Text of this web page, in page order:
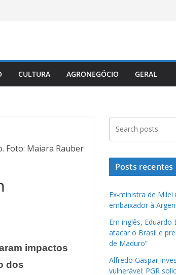
CULTURA AGRONEGÓCIO GERAL
Foto: Maiara Rauber
impactos
dos
Posts recentes
Ex-ministra de
embaixador à
Em inglês,
atacar o Brasil e
de Maduro”
Alfredo Gaspar
vulnerável: PGR